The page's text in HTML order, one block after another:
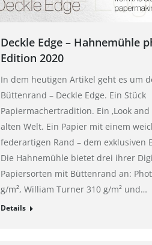
Deckle Edge – Hahnemühle
Edition 2020
In dem heutigen Artikel geht es um
Büttenrand – Deckle Edge. Ein Stück
Papiermachertradition. Ein ‚Look and
alten Welt. Ein Papier mit einem
federartigen Rand – dem exklusiven
Die Hahnemühle bietet drei ihrer
Papiersorten mit Büttenrand an:
g/m², William Turner 310 g/m² und…
Details